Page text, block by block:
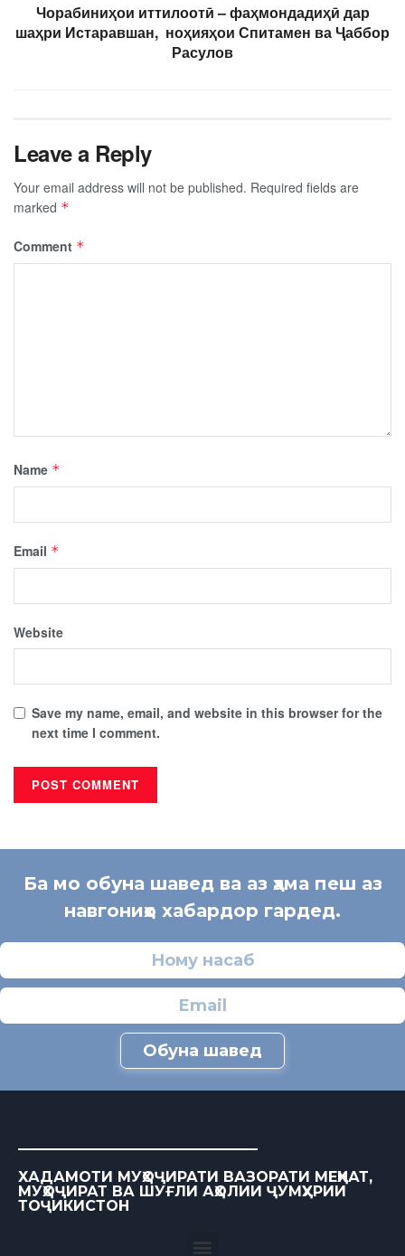
Чорабиниҳои иттилоотӣ – фаҳмондадиҳӣ дар
шаҳри Истаравшан, ноҳияҳои Спитамен ва Ҷаббор
Расулов
Leave a Reply
Your email address will not be published. Required fields are
marked *
Comment *
Name *
Email *
Website
Save my name, email, and website in this browser for the
next time I comment.
Ба мо обуна шавед ва аз ҳама пеш аз
навгониҳо хабардор гардед.
Обуна шавед
ХАДАМОТИ МУҲОҶИРАТИ ВАЗОРАТИ МЕҲНАТ,
МУҲОҶИРАТ ВА ШУҒЛИ АҲОЛИИ ҶУМҲУРИИ
ТОҶИКИСТОН